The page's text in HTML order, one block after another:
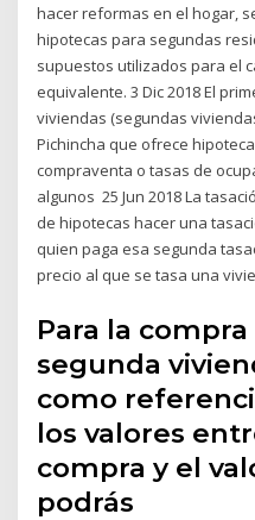
hacer reformas en el hogar,
hipotecas para segundas
supuestos utilizados para el
equivalente. 3 Dic 2018 El
viviendas (segundas
Pichincha que ofrece
compraventa o tasas de
algunos 25 Jun 2018 La
de hipotecas hacer una
quien paga esa segunda
precio al que se tasa una
Para la
segunda
como
los valores
compra y el
podrás